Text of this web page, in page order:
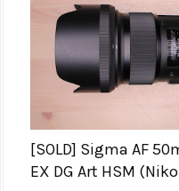
[SOLD] Sigma AF
EX DG Art HSM